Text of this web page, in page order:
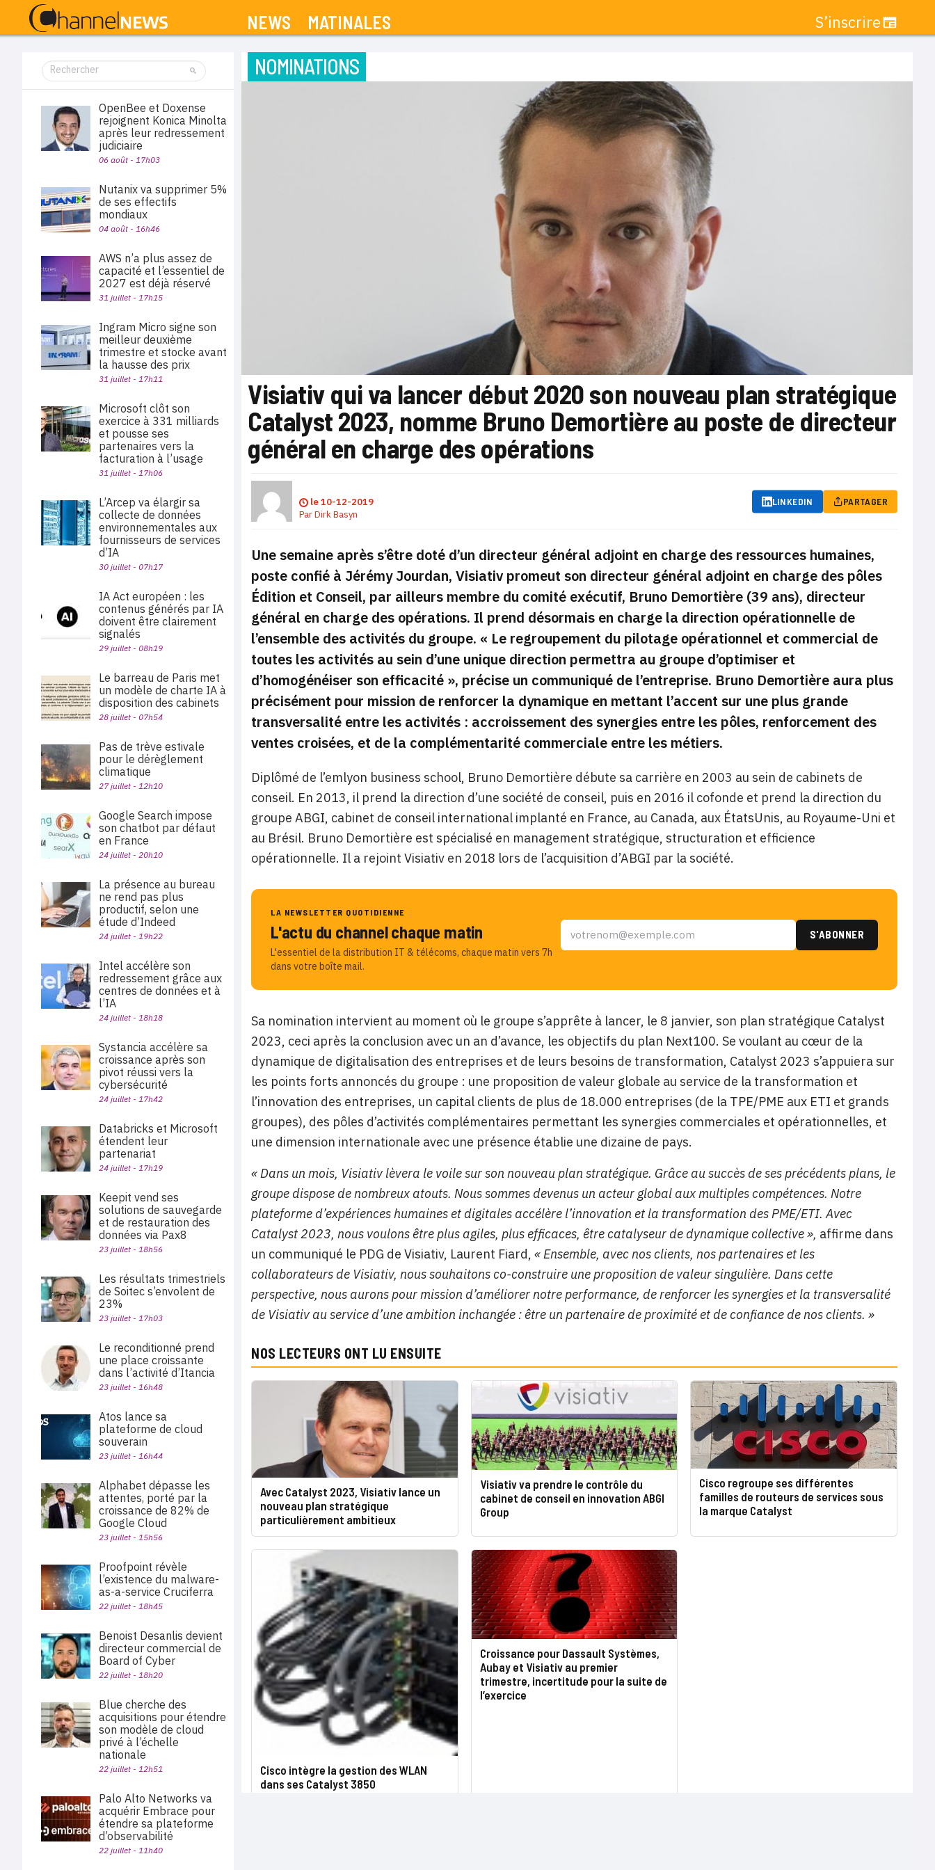
NEWS MATINALES S’inscrire
NOMINATIONS
Visiativ qui va lancer début 2020 son nouveau plan stratégique
Catalyst 2023, nomme Bruno Demortière au poste de directeur
général en charge des opérations
le10-12-2019
ParDirk Basyn
LINKEDIN PARTAGER
Une semaine après s’être doté d’un directeur général adjoint en charge des ressources humaines,
poste confié à Jérémy Jourdan, Visiativ promeut son directeur général adjoint en charge des pôles
Édition et Conseil, par ailleurs membre du comité exécutif, Bruno Demortière (39 ans), directeur
général en charge des opérations. Il prend désormais en charge la direction opérationnelle de
l’ensemble des activités du groupe. « Le regroupement du pilotage opérationnel et commercial de
toutes les activités au sein d’une unique direction permettra au groupe d’optimiser et
d’homogénéiser son efficacité », précise un communiqué de l’entreprise. Bruno Demortière aura plus
précisément pour mission de renforcer la dynamique en mettant l’accent sur une plus grande
transversalité entre les activités : accroissement des synergies entre les pôles, renforcement des
ventes croisées, et de la complémentarité commerciale entre les métiers.
Diplômé de l’emlyon business school, Bruno Demortière débute sa carrière en 2003 au sein de cabinets de
conseil. En 2013, il prend la direction d’une société de conseil, puis en 2016 il cofonde et prend la direction du
groupe ABGI, cabinet de conseil international implanté en France, au Canada, aux ÉtatsUnis, au Royaume-Uni et
au Brésil. Bruno Demortière est spécialisé en management stratégique, structuration et efficience
opérationnelle. Il a rejoint Visiativ en 2018 lors de l’acquisition d’ABGI par la société.
LA NEWSLETTER QUOTIDIENNE
L'actu du channel chaque matin
L'essentiel de la distribution IT & télécoms, chaque matin vers 7h
dans votre boîte mail.
Sa nomination intervient au moment où le groupe s’apprête à lancer, le 8 janvier, son plan stratégique Catalyst
2023, ceci après la conclusion avec un an d’avance, les objectifs du plan Next100. Se voulant au cœur de la
dynamique de digitalisation des entreprises et de leurs besoins de transformation, Catalyst 2023 s’appuiera sur
les points forts annoncés du groupe : une proposition de valeur globale au service de la transformation et
l’innovation des entreprises, un capital clients de plus de 18.000 entreprises (de la TPE/PME aux ETI et grands
groupes), des pôles d’activités complémentaires permettant les synergies commerciales et opérationnelles, et
une dimension internationale avec une présence établie une dizaine de pays.
« Dans un mois, Visiativ lèvera le voile sur son nouveau plan stratégique. Grâce au succès de ses précédents plans, le
groupe dispose de nombreux atouts. Nous sommes devenus un acteur global aux multiples compétences. Notre
plateforme d’expériences humaines et digitales accélère l’innovation et la transformation des PME/ETI. Avec
Catalyst 2023, nous voulons être plus agiles, plus efficaces, être catalyseur de dynamique collective », affirme dans
un communiqué le PDG de Visiativ, Laurent Fiard, « Ensemble, avec nos clients, nos partenaires et les
collaborateurs de Visiativ, nous souhaitons co-construire une proposition de valeur singulière. Dans cette
perspective, nous aurons pour mission d’améliorer notre performance, de renforcer les synergies et la transversalité
de Visiativ au service d’une ambition inchangée : être un partenaire de proximité et de confiance de nos clients. »
NOS LECTEURS ONT LU ENSUITE
Avec Catalyst 2023, Visiativ lance un
nouveau plan stratégique
particulièrement ambitieux
Visiativ va prendre le contrôle du
cabinet de conseil en innovation ABGI
Group
Cisco regroupe ses différentes
familles de routeurs de services sous
la marque Catalyst
Cisco intègre la gestion des WLAN
dans ses Catalyst 3850
Croissance pour Dassault Systèmes,
Aubay et Visiativ au premier
trimestre, incertitude pour la suite de
l’exercice
OpenBee et Doxense
rejoignent Konica Minolta
après leur redressement
judiciaire
06 août - 17h03
Nutanix va supprimer 5%
de ses effectifs
mondiaux
04 août - 16h46
AWS n’a plus assez de
capacité et l’essentiel de
2027 est déjà réservé
31 juillet - 17h15
Ingram Micro signe son
meilleur deuxième
trimestre et stocke avant
la hausse des prix
31 juillet - 17h11
Microsoft clôt son
exercice à 331 milliards
et pousse ses
partenaires vers la
facturation à l’usage
31 juillet - 17h06
L’Arcep va élargir sa
collecte de données
environnementales aux
fournisseurs de services
d’IA
30 juillet - 07h17
IA Act européen : les
contenus générés par IA
doivent être clairement
signalés
29 juillet - 08h19
Le barreau de Paris met
un modèle de charte IA à
disposition des cabinets
28 juillet - 07h54
Pas de trève estivale
pour le dérèglement
climatique
27 juillet - 12h10
Google Search impose
son chatbot par défaut
en France
24 juillet - 20h10
La présence au bureau
ne rend pas plus
productif, selon une
étude d’Indeed
24 juillet - 19h22
Intel accélère son
redressement grâce aux
centres de données et à
l’IA
24 juillet - 18h18
Systancia accélère sa
croissance après son
pivot réussi vers la
cybersécurité
24 juillet - 17h42
Databricks et Microsoft
étendent leur
partenariat
24 juillet - 17h19
Keepit vend ses
solutions de sauvegarde
et de restauration des
données via Pax8
23 juillet - 18h56
Les résultats trimestriels
de Soitec s’envolent de
23%
23 juillet - 17h03
Le reconditionné prend
une place croissante
dans l’activité d’Itancia
23 juillet - 16h48
Atos lance sa
plateforme de cloud
souverain
23 juillet - 16h44
Alphabet dépasse les
attentes, porté par la
croissance de 82% de
Google Cloud
23 juillet - 15h56
Proofpoint révèle
l’existence du malware-
as-a-service Cruciferra
22 juillet - 18h45
Benoist Desanlis devient
directeur commercial de
Board of Cyber
22 juillet - 18h20
Blue cherche des
acquisitions pour étendre
son modèle de cloud
privé à l’échelle
nationale
22 juillet - 12h51
Palo Alto Networks va
acquérir Embrace pour
étendre sa plateforme
d’observabilité
22 juillet - 11h40